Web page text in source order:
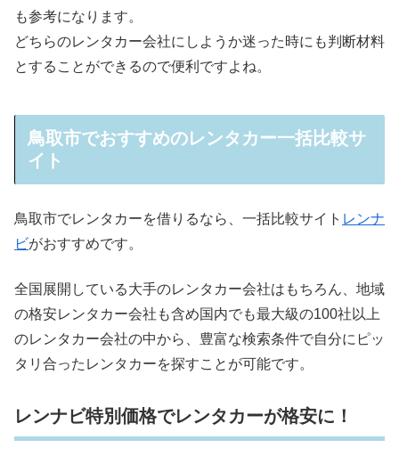
も参考になります。
どちらのレンタカー会社にしようか迷った時にも判断材料
とすることができるので便利ですよね。
鳥取市でおすすめのレンタカー一括比較サ
イト
鳥取市でレンタカーを借りるなら、一括比較サイト レンナ
ビがおすすめです。
全国展開している大手のレンタカー会社はもちろん、地域
の格安レンタカー会社も含め国内でも最大級の100社以上
のレンタカー会社の中から、豊富な検索条件で自分にピッ
タリ合ったレンタカーを探すことが可能です。
レンナビ特別価格でレンタカーが格安に！